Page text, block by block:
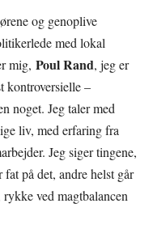
og genoplive
med lokal
mig, Poul Rand, jeg er
kontroversielle –
noget. Jeg taler med
liv, med erfaring fra
Jeg siger tingene,
fat på det, andre helst går
ved magtbalancen